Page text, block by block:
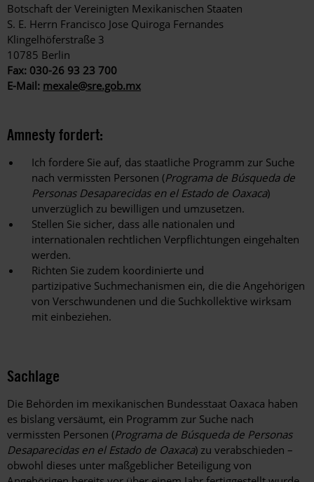
Botschaft der Vereinigten Mexikanischen Staaten
S. E. Herrn Francisco Jose Quiroga Fernandes
Klingelhöferstraße 3
10785 Berlin
Fax: 030-26 93 23 700
E-Mail: mexale@sre.gob.mx
Amnesty fordert:
Ich fordere Sie auf, das staatliche Programm zur Suche
nach vermissten Personen (Programa de Búsqueda de
Personas Desaparecidas en el Estado de Oaxaca)
unverzüglich zu bewilligen und umzusetzen.
Stellen Sie sicher, dass alle nationalen und
internationalen rechtlichen Verpflichtungen eingehalten
werden.
Richten Sie zudem koordinierte und
partizipative Suchmechanismen ein, die die Angehörigen
von Verschwundenen und die Suchkollektive wirksam
mit einbeziehen.
Sachlage
Die Behörden im mexikanischen Bundesstaat Oaxaca haben
es bislang versäumt, ein Programm zur Suche nach
vermissten Personen (Programa de Búsqueda de Personas
Desaparecidas en el Estado de Oaxaca) zu verabschieden –
obwohl dieses unter maßgeblicher Beteiligung von